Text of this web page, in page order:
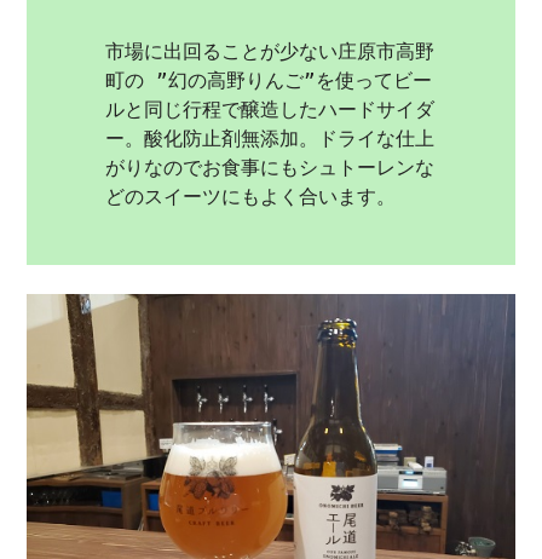
市場に出回ることが少ない庄原市高野
町の ”幻の高野りんご”を使ってビー
ルと同じ行程で醸造したハードサイダ
ー。酸化防止剤無添加。ドライな仕上
がりなのでお食事にもシュトーレンな
どのスイーツにもよく合います。